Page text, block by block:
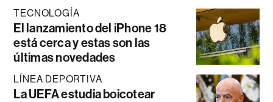
TECNOLOGÍA
El lanzamiento del iPhone 18
está cerca y estas son las
últimas novedades
LÍNEA DEPORTIVA
La UEFA estudia boicotear